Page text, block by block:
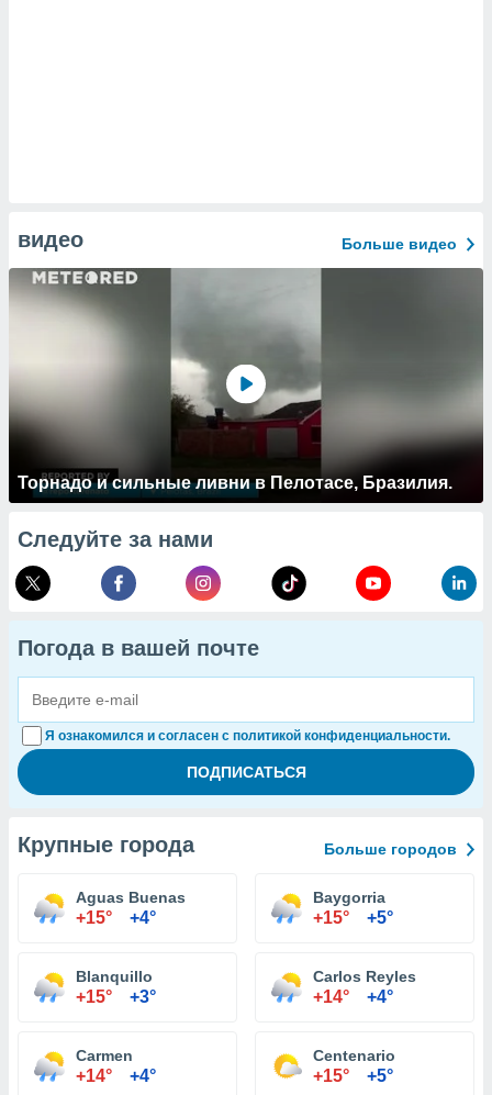
видео Больше видео
Торнадо и сильные ливни в Пелотасе, Бразилия.
Следуйте за нами
Погода в вашей почте
Я ознакомился и согласен с политикой конфиденциальности.
Крупные города Больше городов
Aguas Buenas
+15° +4°
Baygorria
+15° +5°
Blanquillo
+15° +3°
Carlos Reyles
+14° +4°
Carmen
+14° +4°
Centenario
+15° +5°